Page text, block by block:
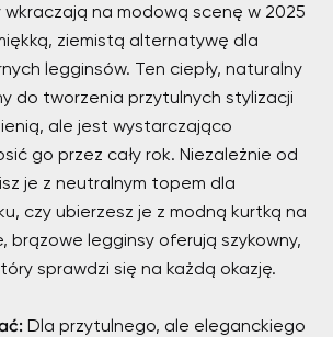
na modową scenę w 2025
ziemistą alternatywę dla
legginsów. Ten ciepły, naturalny
do tworzenia przytulnych stylizacji
ale jest wystarczająco
go przez cały rok. Niezależnie od
je z neutralnym topem dla
czy ubierzesz je z modną kurtką na
brązowe legginsy oferują szykowny,
sprawdzi się na każdą okazję.
Dla przytulnego, ale eleganckiego